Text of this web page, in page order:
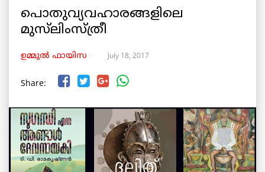
പൊതുവ്യവഹാരങ്ങളിലെ
മുസ്‌ലിംസ്ത്രീ
ഉമ്മുല്‍ ഫായിസ July 18, 2017
Share: